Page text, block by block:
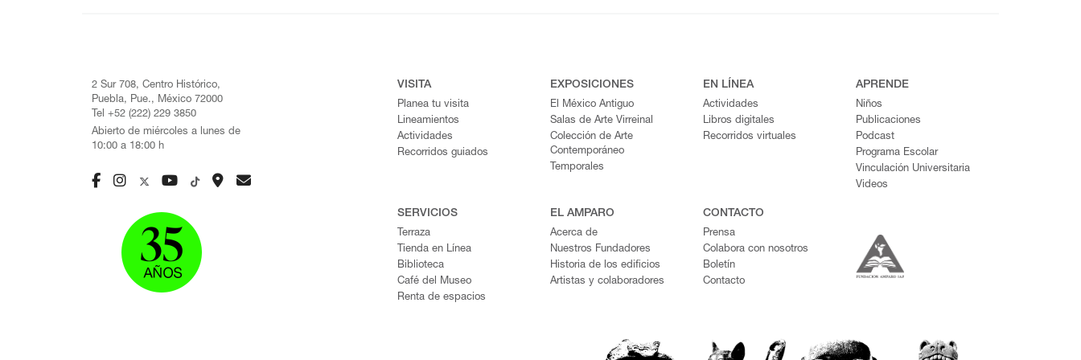
2 Sur 708, Centro Histórico,
Puebla, Pue., México 72000
Tel +52 (222) 229 3850
Abierto de miércoles a lunes de
10:00 a 18:00 h
VISITA
Planea tu visita
Lineamientos
Actividades
Recorridos guiados
EXPOSICIONES
El México Antiguo
Salas de Arte Virreinal
Colección de Arte
Contemporáneo
Temporales
EN LÍNEA
Actividades
Libros digitales
Recorridos virtuales
APRENDE
Niños
Publicaciones
Podcast
Programa Escolar
Vinculación Universitaria
Videos
SERVICIOS
Terraza
Tienda en Línea
Biblioteca
Café del Museo
Renta de espacios
EL AMPARO
Acerca de
Nuestros Fundadores
Historia de los edificios
Artistas y colaboradores
CONTACTO
Prensa
Colabora con nosotros
Boletín
Contacto